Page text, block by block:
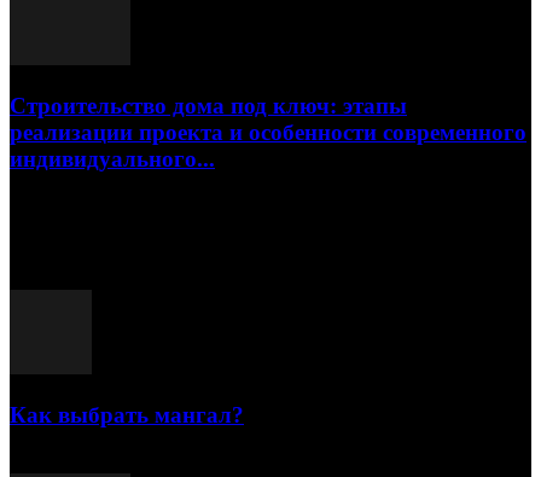
Строительство дома под ключ: этапы
реализации проекта и особенности современного
индивидуального...
Как выбрать мангал?